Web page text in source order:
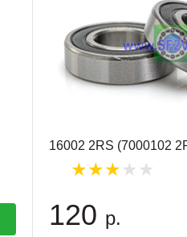
16002 2RS (7000102
120 р.